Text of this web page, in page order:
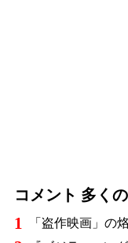
コメント 多く
1